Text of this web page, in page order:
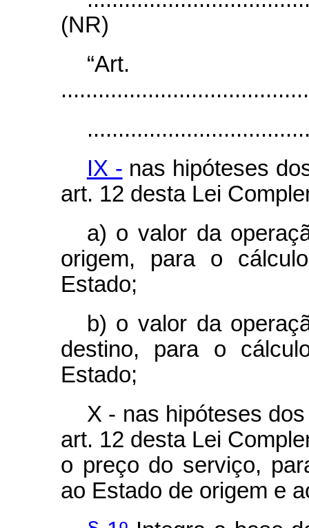
(NR)
IX - nas hipóteses
art. 12 desta Lei
a) o valor da
origem, para o
Estado;
b) o valor da
destino, para o
Estado;
X - nas hipóteses
art. 12 desta Lei
o preço do serviço,
ao Estado de origem e